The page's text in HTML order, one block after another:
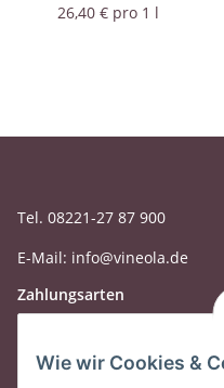
26,40 € pro 1 l
Tel. 08221-27 87 900
E-Mail: info@vineola.de
Zahlungsarten
Wie wir Cookies &